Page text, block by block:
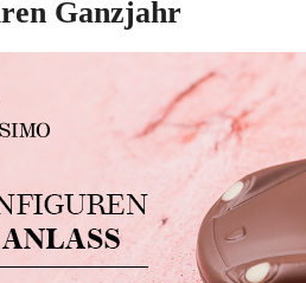
Ganzjahr